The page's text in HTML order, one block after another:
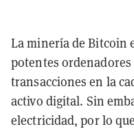
La minería de Bitcoin
potentes
transacciones en la
activo digital. Sin
electricidad, por lo